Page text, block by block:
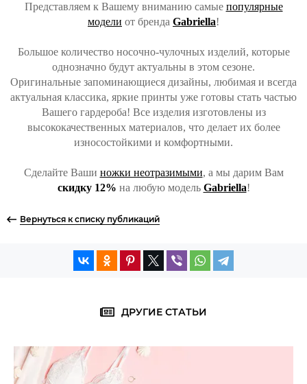
Представляем к Вашему вниманию самые популярные
модели от бренда Gabriella!
Большое количество носочно-чулочных изделий, которые
однозначно будут актуальны в этом сезоне.
Оригинальные запоминающиеся дизайны, любимая и всегда
актуальная классика, яркие принты уже готовы стать частью
Вашего гардероба! Все изделия изготовлены из
высококачественных материалов, что делает их более
износостойкими и комфортными.
Сделайте Ваши ножки неотразимыми, а мы дарим Вам
скидку 12% на любую модель Gabriella!
Вернуться к списку публикаций
ДРУГИЕ СТАТЬИ